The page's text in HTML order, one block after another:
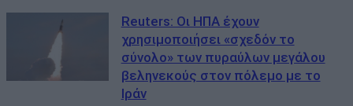
Reuters: Οι ΗΠΑ έχουν
χρησιμοποιήσει «σχεδόν το
σύνολο» των πυραύλων μεγάλου
βεληνεκούς στον πόλεμο με το
Ιράν